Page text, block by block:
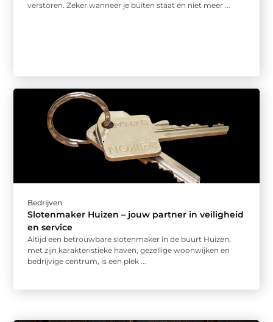
verstoren. Zeker wanneer je buiten staat en niet meer ...
Bedrijven
Slotenmaker Huizen – jouw partner in veiligheid
en service
Altijd een betrouwbare slotenmaker in de buurt Huizen,
met zijn karakteristieke haven, gezellige woonwijken en
bedrijvige centrum, is een plek ...